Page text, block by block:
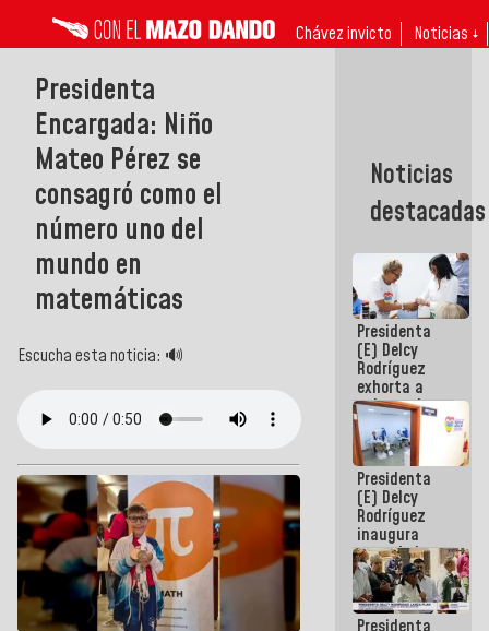
Chávez invicto Noticias ↓
Presidenta
Encargada: Niño
Mateo Pérez se
consagró como el
número uno del
mundo en
matemáticas
Escucha esta noticia: 🔊
Noticias
destacadas
Presidenta
(E) Delcy
Rodríguez
exhorta a
gobernadores
y alcaldes a
edificar
casas para
abuelos
Presidenta
(E) Delcy
Rodríguez
inaugura
casa de los
Abuelos
Primavera
en Caracas